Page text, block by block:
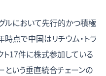
ルにおいて先行的かつ積極
点で中国はリチウム・トラ
17件に株式参加している
という垂直統合チェーンの